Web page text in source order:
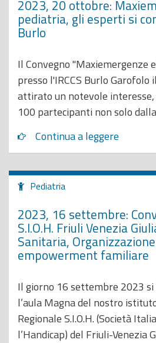
2023, 20 ottobre:
pediatria, gli esperti si
Burlo
Il Convegno "Maxiemergenze
presso l'IRCCS Burlo
attirato un notevole
100 partecipanti non solo
Continua a leggere
Pediatria
2023, 16 settembre:
S.I.O.H. Friuli Venezia
Sanitaria,
empowerment familiare
Il giorno 16 settembre 2023
l’aula Magna del nostro
Regionale S.I.O.H. (Società
l’Handicap) del Friuli-Venezia